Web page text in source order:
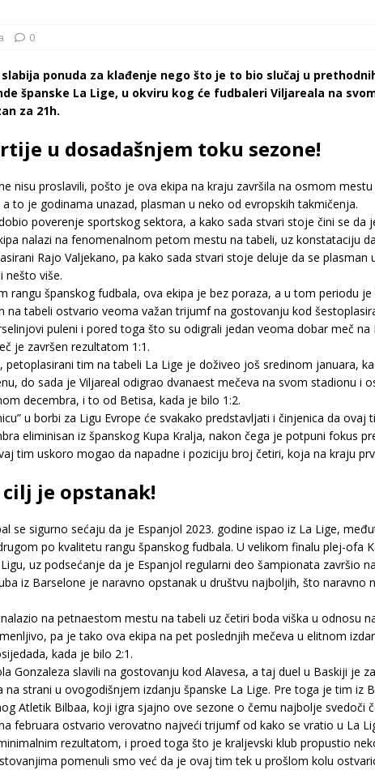
0
ponuda za klađenje nego što je to bio slučaj u
španske La Lige, u okviru kog će fudbaleri Viljareala na
za 21h.
u dosadašnjem toku sezone!
nisu proslavili, pošto je ova ekipa na kraju završila na osmom
to je godinama unazad, plasman u neko od evropskih takmičenja.
poverenje sportskog sektora, a kako sada stvari stoje čini se da
nalazi na fenomenalnom petom mestu na tabeli, uz konstataciju
Rajo Valjekano, pa kako sada stvari stoje deluje da se
nešto više.
rangu španskog fudbala, ova ekipa je bez poraza, a u tom periodu
na tabeli ostvario veoma važan trijumf na gostovanju kod
puleni i pored toga što su odigrali jedan veoma dobar meč
je završen rezultatom 1:1.
tim na tabeli La Lige je doživeo još sredinom januara,
do sada je Viljareal odigrao dvanaest mečeva na svom stadionu
decembra, i to od Betisa, kada je bilo 1:2.
u borbi za Ligu Evrope će svakako predstavljati i činjenica da
eliminisan iz španskog Kupa Kralja, nakon čega je potpuni fokus
tim uskoro mogao da napadne i poziciju broj četiri, koja na kraju
je opstanak!
se sigurno sećaju da je Espanjol 2023. godine ispao iz La Lige,
po kvalitetu rangu španskog fudbala. U velikom finalu plej-ofa
uz podsećanje da je Espanjol regularni deo šampionata završio
iz Barselone je naravno opstanak u društvu najboljih, što naravno
na petnaestom mestu na tabeli uz četiri boda viška u odnosu
pa je tako ova ekipa na pet poslednjih mečeva u elitnom
kada je bilo 2:1.
Gonzaleza slavili na gostovanju kod Alavesa, a taj duel u Baskiji je
strani u ovogodišnjem izdanju španske La Lige. Pre toga je tim iz
Atletik Bilbaa, koji igra sjajno ove sezone o čemu najbolje svedoči
februara ostvario verovatno najveći trijumf od kako se vratio u La
rezultatom, i proed toga što je kraljevski klub propustio
pomenuli smo već da je ovaj tim tek u prošlom kolu